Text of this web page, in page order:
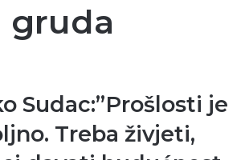
gruda
Sudac:”Prošlosti je
Treba živjeti,